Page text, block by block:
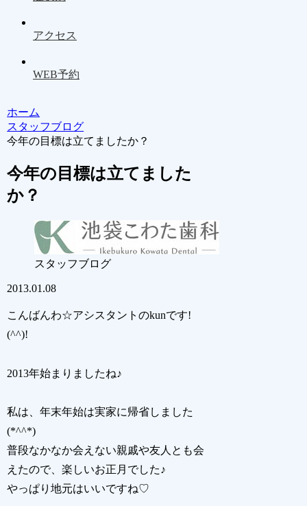
アクセス
WEB予約
ホーム
スタッフブログ
今年の目標は立てましたか？
今年の目標は立てました
か？
スタッフブログ
2013.01.08
こんばんわ☆アシスタントのkunです!
(^^)!
2013年始まりましたね♪
私は、年末年始は実家に帰省しました
(*^^*)
普段なかなか会えない親戚や友人とも会
えたので、楽しいお正月でした♪
やっぱり地元はいいですね♡